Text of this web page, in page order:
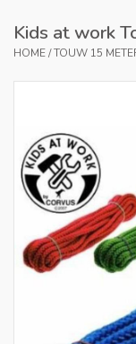
Onze merken
Blog
Merken
Kids at work
HOME/TOUW 15